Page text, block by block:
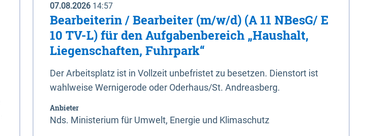
07.08.2026 14:57
Bearbeiterin / Bearbeiter (m/w/d) (A 11 NBesG/ E
10 TV-L) für den Aufgabenbereich „Haushalt,
Liegenschaften, Fuhrpark“
Der Arbeitsplatz ist in Vollzeit unbefristet zu besetzen. Dienstort ist
wahlweise Wernigerode oder Oderhaus/St. Andreasberg.
Anbieter
Nds. Ministerium für Umwelt, Energie und Klimaschutz